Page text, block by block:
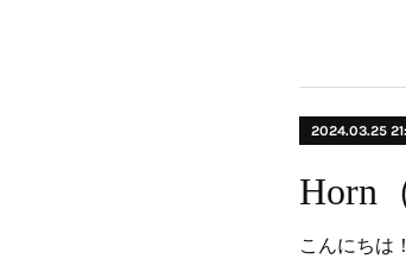
2024.03.25
Horn
こんにちは